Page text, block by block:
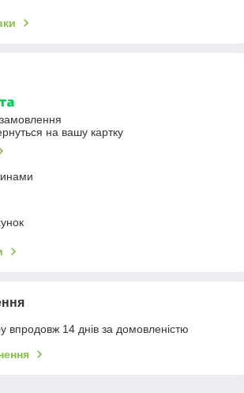
на вашу картку
впродовж 14 днів за домовленістю